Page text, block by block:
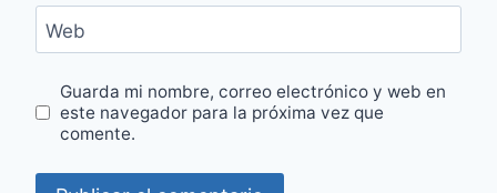
Web
Guarda mi nombre, correo electrónico y web en
este navegador para la próxima vez que
comente.